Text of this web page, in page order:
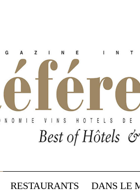
RESTAURANTS DANS LE